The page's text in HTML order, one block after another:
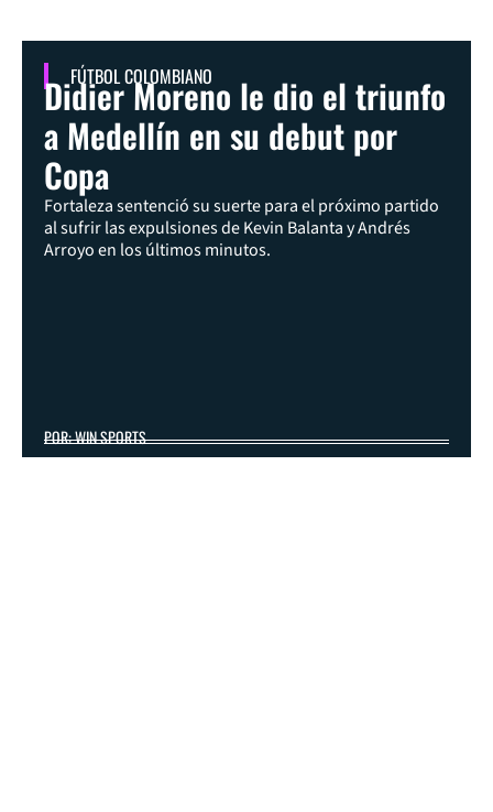
FÚTBOL COLOMBIANO
Didier Moreno le dio el triunfo
a Medellín en su debut por
Copa
Fortaleza sentenció su suerte para el próximo partido
al sufrir las expulsiones de Kevin Balanta y Andrés
Arroyo en los últimos minutos.
POR: WIN SPORTS